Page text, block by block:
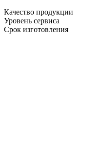
Качество продукции
Уровень сервиса
Срок изготовления